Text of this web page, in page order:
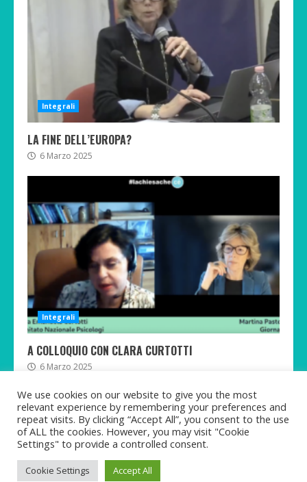
Integrali
LA FINE DELL’EUROPA?
6 Marzo 2025
Integrali
A COLLOQUIO CON CLARA CURTOTTI
6 Marzo 2025
TwitterTelegramFacebookInstagram
RumbleTikTok
Copyright © Martina Pastorelli 2021-2025 All rights
We use cookies on our website to give you the most
relevant experience by remembering your preferences and
repeat visits. By clicking “Accept All”, you consent to the use
of ALL the cookies. However, you may visit "Cookie
Settings" to provide a controlled consent.
Cookie Settings Accept All